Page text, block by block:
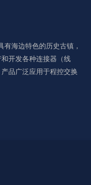
海边特色的历史古镇，
开发各种连接器（线
品广泛应用于程控交换